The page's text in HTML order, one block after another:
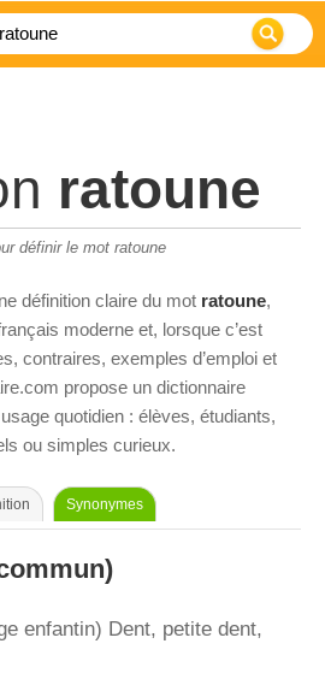
ratoune
définir le mot ratoune
définition claire du mot ratoune,
moderne et, lorsque c’est
contraires, exemples d’emploi et
propose un dictionnaire
quotidien : élèves, étudiants,
ou simples curieux.
Synonymes
enfantin) Dent, petite dent,